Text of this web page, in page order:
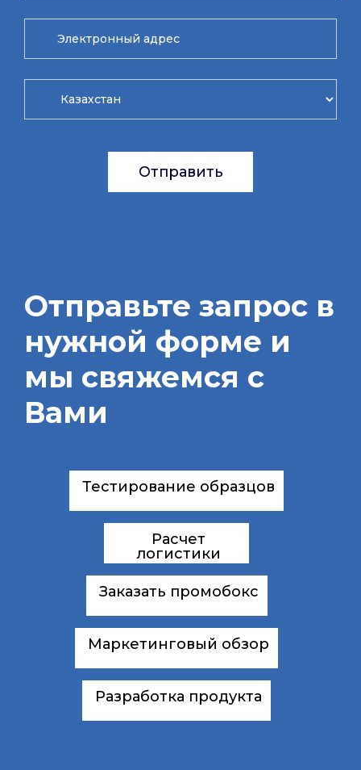
Отправить
Отправьте запрос в
нужной форме и
мы свяжемся с
Вами
Тестирование образцов
Расчет
логистики
Заказать промобокс
Маркетинговый обзор
Разработка продукта